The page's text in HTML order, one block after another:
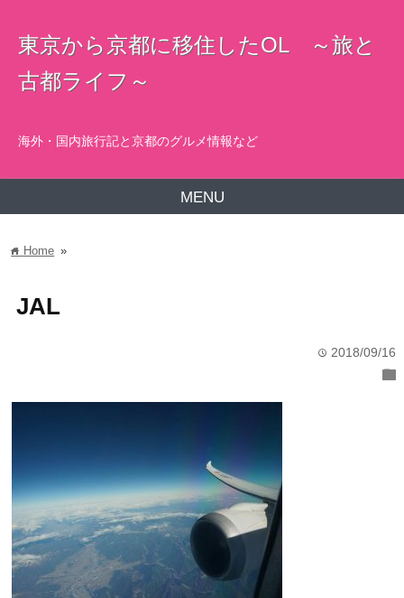
東京から京都に移住したOL ～旅と
古都ライフ～
海外・国内旅行記と京都のグルメ情報など
MENU
home Home »
JAL
time 2018/09/16
folder